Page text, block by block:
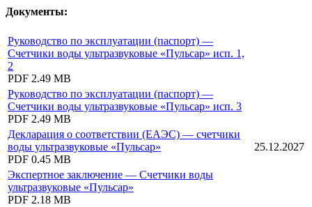
Документы:
Руководство по эксплуатации (паспорт) —
Счетчики воды ультразвуковые «Пульсар» исп. 1,
2
PDF 2.49 MB
Руководство по эксплуатации (паспорт) —
Счетчики воды ультразвуковые «Пульсар» исп. 3
PDF 2.49 MB
Декларация о соответствии (ЕАЭС) — счетчики
воды ультразвуковые «Пульсар»
PDF 0.45 MB
25.12.2027
Экспертное заключение — Счетчики воды
ультразвуковые «Пульсар»
PDF 2.18 MB